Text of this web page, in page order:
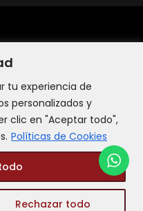
tu experiencia de
personalizados y
clic en "Aceptar todo",
Políticas de Cookies
Rechazar todo
Transformacional - Todos los
derechos reservados.